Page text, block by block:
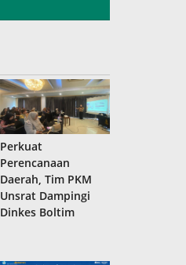
Perkuat
Perencanaan
Daerah, Tim PKM
Unsrat Dampingi
Dinkes Boltim